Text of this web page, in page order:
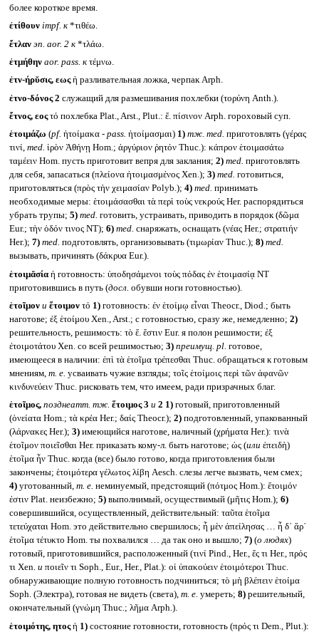
более короткое время.
ἐτίθουν impf. к*τιθέω.
ἔτλαν эп. aor. 2 к*τλάω.
ἐτμήθην aor. pass. кτέμνω.
ἐτν-ήρῠσις, εωςἡ разливательная ложка, черпак Arph.
ἐτνο-δόνος 2 служащий для размешивания похлебки (τορύνη Anth.).
ἔτνος, εοςτό похлебка Plat., Arst., Plut.: ἔ. πίσινον Arph. гороховый суп.
ἑτοιμάζω (pf. ἡτοίμακα - pass. ἡτοίμασμαι) 1) тж. med. приготовлять (γέρας
τινί,med. ἱρὸν Ἀθήνῃ Hom.; ἀργύριον ῥητόν Thuc.): κάπρον ἑτοιμασάτω
ταμέειν Hom. пусть приготовит вепря для заклания; 2) med. приготовлять
для себя, запасаться (πλείονα ἡτοιμασμένος Xen.); 3) med. готовиться,
приготовляться (πρὸς τὴν χειμασίαν Polyb.); 4) med. принимать
необходимые меры: ἑτοιμάσασθαι τὰ περὶ τοὺς νεκρούς Her. распорядиться
убрать трупы; 5) med. готовить, устраивать, приводить в порядок (δῶμα
Eur.; τὴν ὁδόν τινος NT); 6) med. снаряжать, оснащать (νέας Her.; στρατιήν
Her.); 7) med. подготовлять, организовывать (τιμωρίαν Thuc.); 8) med.
вызывать, причинять (δάκρυα Eur.).
ἑτοιμᾰσία ἡ готовность: ὑποδησάμενοι τοὺς πόδας ἐν ἑτοιμασίᾳ NT
приготовившись в путь (досл. обувши ноги готовностью).
ἑτοῖμον и ἕτοιμον τό 1)готовность: ἐν ἑτοίμῳ εἶναι Theocr., Diod.; быть
наготове; ἐξ ἑτοίμου Xen., Arst.; с готовностью, сразу же, немедленно; 2)
решительность, решимость: τὸ ἕ. ἔστιν Eur. я полон решимости; ἐξ
ἐτοιμοτάτου Xen. со всей решимостью; 3) преимущ. pl. готовое,
имеющееся в наличии: ἐπὶ τὰ ἑτοῖμα τρέπεσθαι Thuc. обращаться к готовым
мнениям, т. е. усваивать чужие взгляды; τοῖς ἑτοίμοις περὶ τῶν ἀφανῶν
κινδυνεύειν Thuc. рисковать тем, что имеем, ради призрачных благ.
ἑτοῖμος, позднеатт. тж. ἕτοιμος 3 и 2 1)готовый, приготовленный
(ὀνείατα Hom.; τὰ κρέα Her.; δαίς Theocr.); 2)подготовленный, упакованный
(λάρνακες Her.); 3)имеющийся наготове, наличный (χρήματα Her.): τινὰ
ἑτοῖμον ποιεῖσθαι Her. приказать кому-л. быть наготове; ὡς (или ἐπειδὴ)
ἑτοῖμα ἦν Thuc. когда (все) было готово, когда приготовления были
закончены; ἑτοιμότερα γέλωτος λίβη Aesch. слезы легче вызвать, чем смех;
4)уготованный, т. е. неминуемый, предстоящий (πότμος Hom.): ἕτοιμόν
ἐστιν Plat. неизбежно; 5)выполнимый, осуществимый (μῆτις Hom.); 6)
совершившийся, осуществленный, действительный: ταῦτα ἑτοῖμα
τετεύχαται Hom. это действительно свершилось; ἦ μὲν ἀπείλησας … ἦ δ᾽ ἄρ᾽
ἑτοῖμα τέτυκτο Hom. ты похвалился … да так оно и вышло; 7)(о людях)
готовый, приготовившийся, расположенный (τινί Pind., Her., ἔς τι Her., πρός
τι Xen. и ποιεῖν τι Soph., Eur., Her., Plat.): οἱ ὑπακούειν ἑτοιμότεροι Thuc.
обнаруживающие полную готовность подчиниться; τὸ μὴ βλέπειν ἑτοίμα
Soph. (Электра), готовая не видеть (света), т. е. умереть; 8)решительный,
окончательный (γνώμη Thuc.; λῆμα Arph.).
ἑτοιμότης, ητοςἡ 1)состояние готовности, готовность (πρός τι Dem., Plut.):